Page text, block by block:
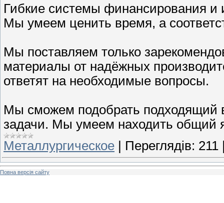
Гибкие системы финансирования и
Мы умеем ценить время, а
Мы поставляем только
материалы от надёжных
ответят на необходимые вопросы.
Мы сможем подобрать подходящий
задачи. Мы умеем находить общий
Металлургическое | Переглядів: 211
Повна версія сайту